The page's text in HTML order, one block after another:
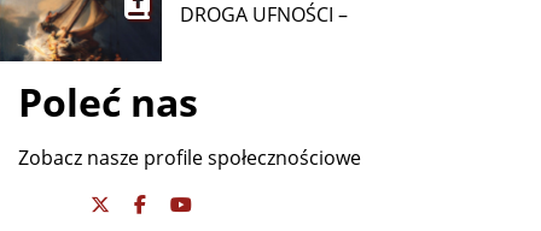
DROGA UFNOŚCI –
Poleć nas
Zobacz nasze profile społecznościowe